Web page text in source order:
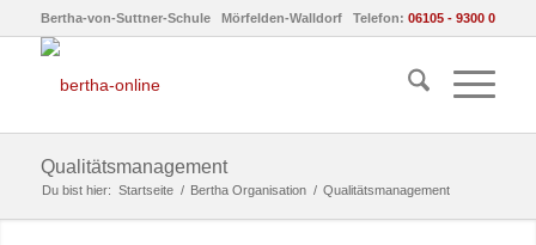
Bertha-von-Suttner-Schule Mörfelden-Walldorf Telefon: 06105 - 9300 0
Qualitätsmanagement
Du bist hier: Startseite / Bertha Organisation / Qualitätsmanagement